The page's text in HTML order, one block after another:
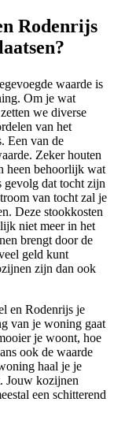
Rodenrijs
waarde is
Om je wat
we diverse
van het
Een van de
Zeker houten
heen behoorlijk wat
gevolg dat tocht zijn
van tocht zal je
Deze stookkosten
niet meer in het
brengt door de
geld kunt
zijn dan ook
en Rodenrijs je
van je woning gaat
je woont, hoe
ook de waarde
haal je je
Jouw kozijnen
een schitterend